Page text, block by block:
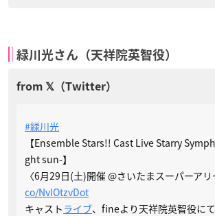
緑川光さん（天祥院英智役）
#緑川光
【Ensemble Stars!! Cast Live Starry
ght sun-】
〈6月29日(土)開催 @さいたまスーパーアリ
co/NvIOtzvDot
キャスト ライブ、fineより天祥院英智役に